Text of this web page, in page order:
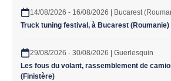
14/08/2026 - 16/08/2026 | Bucarest
Truck tuning festival, à Bucarest (Roumanie)
29/08/2026 - 30/08/2026 | Guerlesquin
Les fous du volant, rassemblement de
(Finistère)